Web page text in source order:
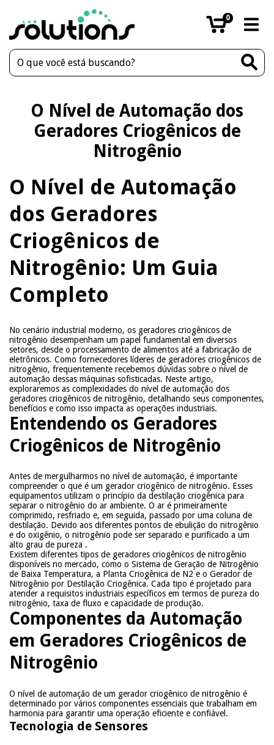
0
O Nível de Automação dos
Geradores Criogênicos de
Nitrogênio
O Nível de Automação
dos Geradores
Criogênicos de
Nitrogênio: Um Guia
Completo
No cenário industrial moderno, os geradores criogênicos de
nitrogênio desempenham um papel fundamental em diversos
setores, desde o processamento de alimentos até a fabricação de
eletrônicos. Como fornecedores líderes de geradores criogênicos de
nitrogênio, frequentemente recebemos dúvidas sobre o nível de
automação dessas máquinas sofisticadas. Neste artigo,
exploraremos as complexidades do nível de automação dos
geradores criogênicos de nitrogênio, detalhando seus componentes,
benefícios e como isso impacta as operações industriais.
Entendendo os Geradores
Criogênicos de Nitrogênio
Antes de mergulharmos no nível de automação, é importante
compreender o que é um gerador criogênico de nitrogênio. Esses
equipamentos utilizam o princípio da destilação criogênica para
separar o nitrogênio do ar ambiente. O ar é primeiramente
comprimido, resfriado e, em seguida, passado por uma coluna de
destilação. Devido aos diferentes pontos de ebulição do nitrogênio
e do oxigênio, o nitrogênio pode ser separado e purificado a um
alto grau de pureza .
Existem diferentes tipos de geradores criogênicos de nitrogênio
disponíveis no mercado, como o Sistema de Geração de Nitrogênio
de Baixa Temperatura, a Planta Criogênica de N2 e o Gerador de
Nitrogênio por Destilação Criogênica. Cada tipo é projetado para
atender a requisitos industriais específicos em termos de pureza do
nitrogênio, taxa de fluxo e capacidade de produção.
Componentes da Automação
em Geradores Criogênicos de
Nitrogênio
O nível de automação de um gerador criogênico de nitrogênio é
determinado por vários componentes essenciais que trabalham em
harmonia para garantir uma operação eficiente e confiável.
Tecnologia de Sensores